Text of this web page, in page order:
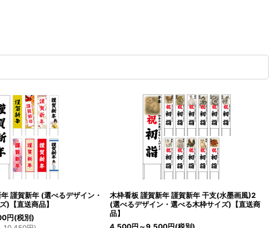
謹賀新年 (選べるデザイン・
)【直送商品】
円(税別)
木枠看板 謹賀新年 謹賀新年 干支(水墨画風)2
(選べるデザイン・選べる木枠サイズ)【直送商
品】